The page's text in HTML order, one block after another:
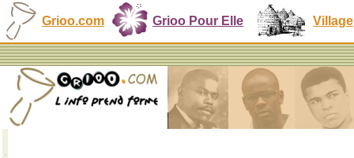
Grioo.com Grioo Pour Elle Village